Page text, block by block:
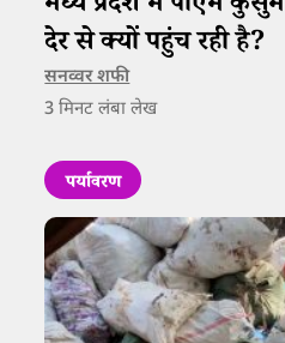
देर से क्यों पहुंच रही है?
सनव्वर शफी
3 मिनट लंबा लेख
पर्यावरण